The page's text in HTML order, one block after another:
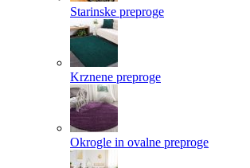
Starinske preproge
Krznene preproge
Okrogle in ovalne preproge